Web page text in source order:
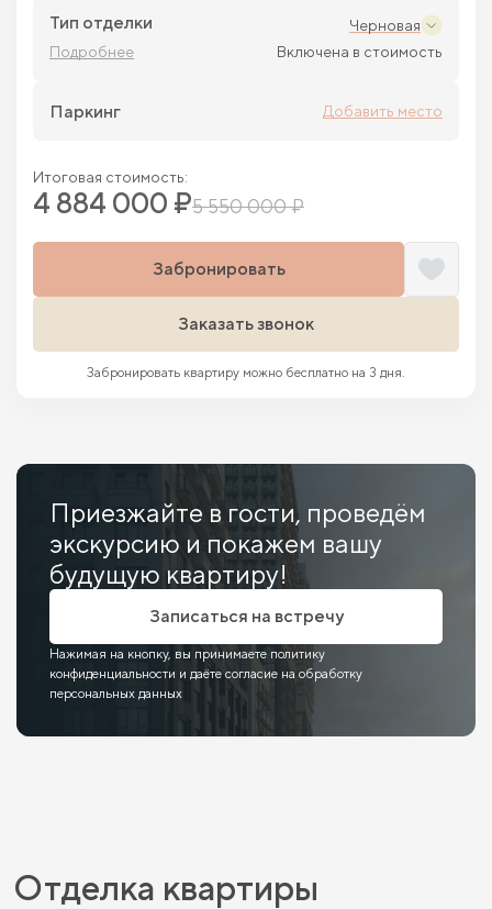
Тип отделки
Черновая
Подробнее
Включена в стоимость
Паркинг Добавить место
Итоговая стоимость:
4 884 000 ₽5 550 000 ₽
Забронировать
Заказать звонок
Забронировать квартиру можно бесплатно на 3 дня.
Приезжайте в гости, проведём
экскурсию и покажем вашу
будущую квартиру!
Записаться на встречу
Нажимая на кнопку, вы принимаете политику
конфиденциальности и даёте согласие на обработку
персональных данных
Отделка квартиры